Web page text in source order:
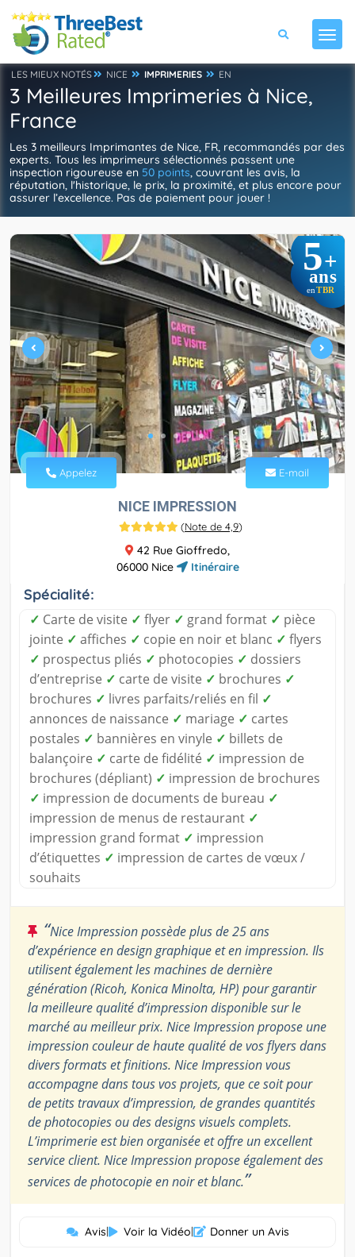
LES MIEUX NOTÉS NICE IMPRIMERIES EN
3 Meilleures Imprimeries à Nice,
France
Les 3 meilleurs Imprimantes de Nice, FR, recommandés par des
experts. Tous les imprimeurs sélectionnés passent une
inspection rigoureuse en 50 points, couvrant les avis, la
réputation, l'historique, le prix, la proximité, et plus encore pour
assurer l’excellence. Pas de paiement pour jouer !
5+
ans
en TBR
Appelez E-mail
NICE IMPRESSION
(Note de 4,9)
42 Rue Gioffredo,
06000 Nice
Itinéraire
Spécialité:
✓ Carte de visite ✓ flyer ✓ grand format ✓ pièce
jointe ✓ affiches ✓ copie en noir et blanc ✓ flyers
✓ prospectus pliés ✓ photocopies ✓ dossiers
d’entreprise ✓ carte de visite ✓ brochures ✓
brochures ✓ livres parfaits/reliés en fil ✓
annonces de naissance ✓ mariage ✓ cartes
postales ✓ bannières en vinyle ✓ billets de
balançoire ✓ carte de fidélité ✓ impression de
brochures (dépliant) ✓ impression de brochures
✓ impression de documents de bureau ✓
impression de menus de restaurant ✓
impression grand format ✓ impression
d’étiquettes ✓ impression de cartes de vœux /
souhaits
“Nice Impression possède plus de 25 ans
d’expérience en design graphique et en impression. Ils
utilisent également les machines de dernière
génération (Ricoh, Konica Minolta, HP) pour garantir
la meilleure qualité d’impression disponible sur le
marché au meilleur prix. Nice Impression propose une
impression couleur de haute qualité de vos flyers dans
divers formats et finitions. Nice Impression vous
accompagne dans tous vos projets, que ce soit pour
de petits travaux d’impression, de grandes quantités
de photocopies ou des designs visuels complets.
L’imprimerie est bien organisée et offre un excellent
service client. Nice Impression propose également des
services de photocopie en noir et blanc.”
Avis| Voir la Vidéo| Donner un Avis